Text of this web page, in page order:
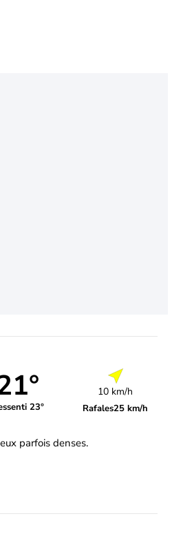
23°
10 km/h
Rafales25 km/h
parfois denses.